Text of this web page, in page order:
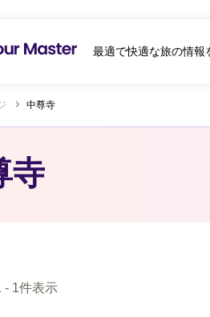
最適で快適な旅の情報
中尊寺
寺
1件表示